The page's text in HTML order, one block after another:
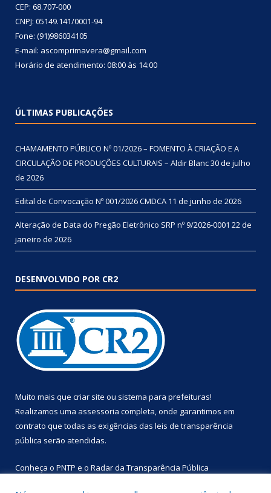
CEP: 68.707-000
CNPJ: 05149.141/0001-94
Fone: (91)986034105
E-mail: ascomprimavera@gmail.com
Horário de atendimento: 08:00 às 14:00
ÚLTIMAS PUBLICAÇÕES
CHAMAMENTO PÚBLICO Nº 01/2026 – FOMENTO À CRIAÇÃO E A
CIRCULAÇÃO DE PRODUÇÕES CULTURAIS – Aldir Blanc30 de julho
de 2026
Edital de Convocação Nº 001/2026 CMDCA 11 de junho de 2026
Alteração de Data do Pregão Eletrônico SRP nº 9/2026-0001 22 de
janeiro de 2026
DESENVOLVIDO POR CR2
Muito mais que criar site ou sistema para prefeituras!
Realizamos uma assessoria completa, onde garantimos em
contrato que todas as exigências das leis de transparência
pública serão atendidas.
Conheça o PNTP e o Radar da Transparência Pública